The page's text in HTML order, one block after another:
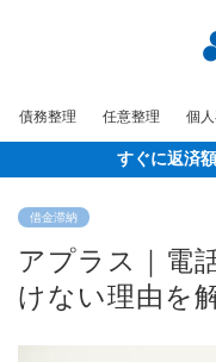
債務整理 任意整理 個
すぐに返済
借金滞納
アプラス｜電
けない理由を